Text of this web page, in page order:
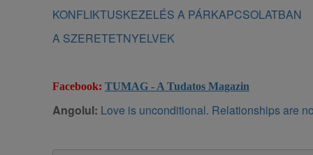
KONFLIKTUSKEZELÉS A PÁRKAPCSOLATBAN
A SZERETETNYELVEK
Facebook: TUMAG - A Tudatos Magazin
Angolul: Love is unconditional. Relationships are